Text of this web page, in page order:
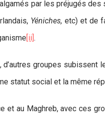
par les préjugés
Yéniches, etc) et de
[ii].
groupes
statut social et la même
au Maghreb, avec ces